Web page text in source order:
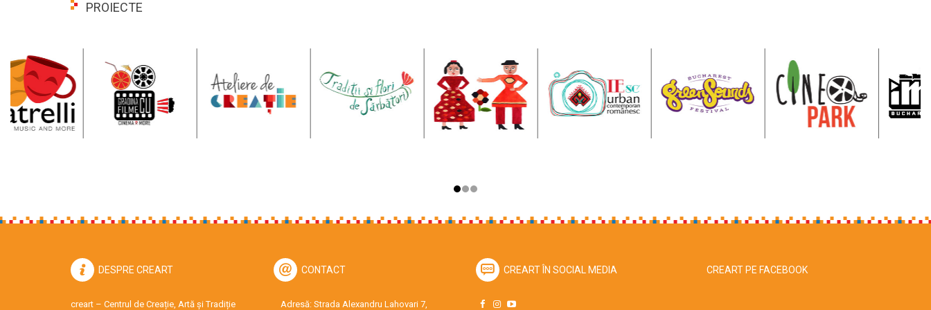
PROIECTE
DESPRE CREART
creart – Centrul de Creație, Artă și Tradiție
CONTACT
Adresă: Strada Alexandru Lahovari 7,
CREART ÎN SOCIAL MEDIA CREART PE FACEBOOK